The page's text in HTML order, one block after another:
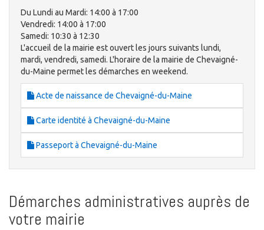
Du Lundi au Mardi: 14:00 à 17:00
Vendredi: 14:00 à 17:00
Samedi: 10:30 à 12:30
L'accueil de la mairie est ouvert les jours suivants lundi,
mardi, vendredi, samedi. L'horaire de la mairie de Chevaigné-
du-Maine permet les démarches en weekend.
Acte de naissance de Chevaigné-du-Maine
Carte identité à Chevaigné-du-Maine
Passeport à Chevaigné-du-Maine
Démarches administratives auprès de
votre mairie